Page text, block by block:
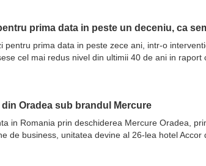
prima data in peste un deceniu, ca
pentru prima data in peste zece ani, intr-o
cel mai redus nivel din ultimii 40 de ani in
Oradea sub brandul Mercure
in Romania prin deschiderea Mercure Oradea,
de business, unitatea devine al 26-lea hotel